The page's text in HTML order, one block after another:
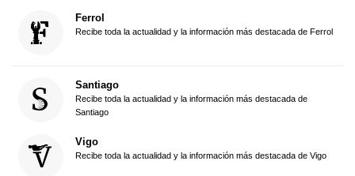
Ferrol
Recibe toda la actualidad y la información más destacada de Ferrol
Santiago
Recibe toda la actualidad y la información más destacada de
Santiago
Vigo
Recibe toda la actualidad y la información más destacada de Vigo